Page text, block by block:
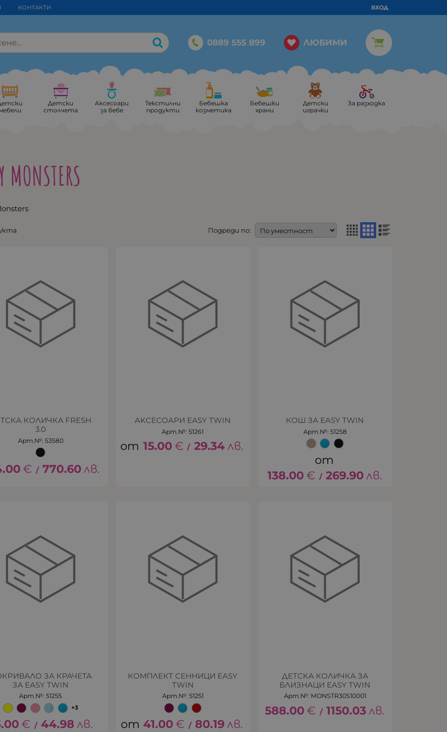
КОНТАКТИ ВХОД
0889 555 899 ЛЮБИМИ
Детски
столчета
Аксесоари
за бебе
Текстилни
продукти
Бебешка
козметика
Бебешки
храни
Детски
играчки
За разходка
MONSTERS
Подреди по:
КОЛИЧКА FRESH
3.0
Арт.№: 53580
€ / 770.60лв.
AKСЕСОАРИ EASY TWIN
Арт.№: 51261
15.00€ / 29.34лв.
КОШ ЗА EASY TWIN
Арт.№: 51258
138.00€ / 269.90лв.
ЗА КРАЧЕТА
ЗА EASY TWIN
Арт.№: 51255
+3
€ / 44.98 лв.
КОМПЛЕКТ СЕННИЦИ EASY
TWIN
Арт.№: 51251
41.00€ / 80.19лв.
ДЕТСКА КОЛИЧКА ЗА
БЛИЗНАЦИ EASY TWIN
Арт.№: MONSTR30S10001
588.00€ / 1150.03лв.